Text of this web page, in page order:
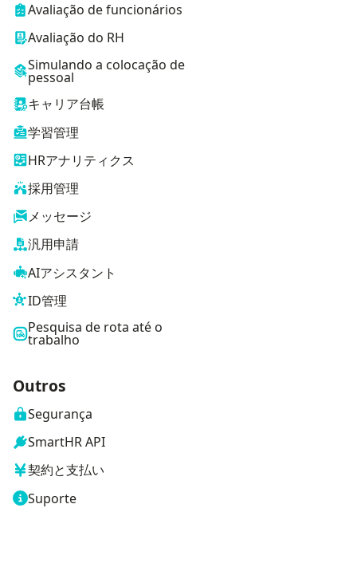
Avaliação de funcionários
Avaliação do RH
Simulando a colocação de
pessoal
キャリア台帳
学習管理
HRアナリティクス
採用管理
メッセージ
汎用申請
AIアシスタント
ID管理
Pesquisa de rota até o
trabalho
Outros
Segurança
SmartHR API
契約と支払い
Suporte